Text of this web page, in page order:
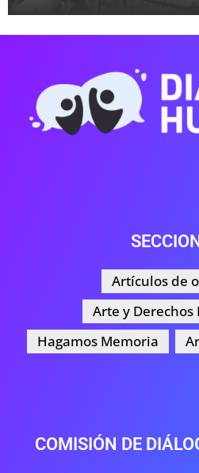
Artículos de
Arte y
Hagamos Memoria
COMISIÓN DE